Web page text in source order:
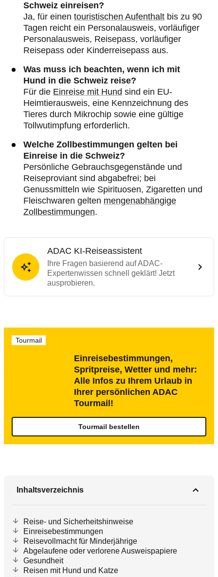
Schweiz einreisen?
Ja, für einen touristischen Aufenthalt bis zu 90
Tagen reicht ein Personalausweis, vorläufiger
Personalausweis, Reisepass, vorläufiger
Reisepass oder Kinderreisepass aus.
Was muss ich beachten, wenn ich mit
Hund in die Schweiz reise?
Für die Einreise mit Hund sind ein EU-
Heimtierausweis, eine Kennzeichnung des
Tieres durch Mikrochip sowie eine gültige
Tollwutimpfung erforderlich.
Welche Zollbestimmungen gelten bei
Einreise in die Schweiz?
Persönliche Gebrauchsgegenstände und
Reiseproviant sind abgabefrei; bei
Genussmitteln wie Spirituosen, Zigaretten und
Fleischwaren gelten mengenabhängige
Zollbestimmungen.
ADAC KI-Reiseassistent
Ihre Fragen basierend auf ADAC-
Expertenwissen schnell geklärt! Jetzt
ausprobieren.
Tourmail
Einreisebestimmungen,
Spritpreise, Wetter und mehr:
Alle Infos zu Ihrem Urlaub in
Ihrer persönlichen ADAC
Tourmail!
Tourmail bestellen
Inhaltsverzeichnis
Reise- und Sicherheitshinweise
Einreisebestimmungen
Reisevollmacht für Minderjährige
Abgelaufene oder verlorene Ausweispapiere
Gesundheit
Reisen mit Hund und Katze